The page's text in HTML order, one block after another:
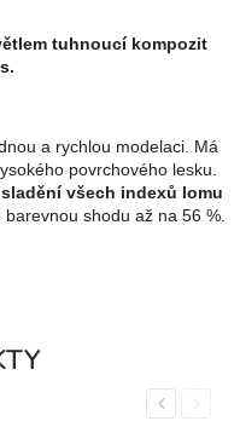
tuhnoucí kompozit
a rychlou modelaci. Má
povrchového lesku.
všech indexů lomu
shodu až na 56 %.
PreviousNext